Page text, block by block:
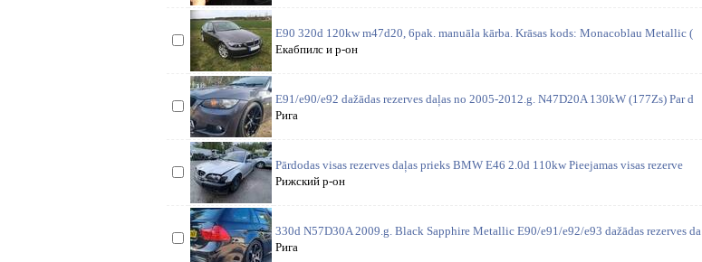
E90 320d 120kw m47d20, 6pak. manuāla kārba. Krāsas kods: Monacoblau Metallic (
Екабпилс и р-он
E91/e90/e92 dažādas rezerves daļas no 2005-2012.g. N47D20A 130kW (177Zs) Par d
Рига
Pārdodas visas rezerves daļas prieks BMW E46 2.0d 110kw Pieejamas visas rezerve
Рижский р-он
330d N57D30A 2009.g. Black Sapphire Metallic E90/e91/e92/e93 dažādas rezerves da
Рига